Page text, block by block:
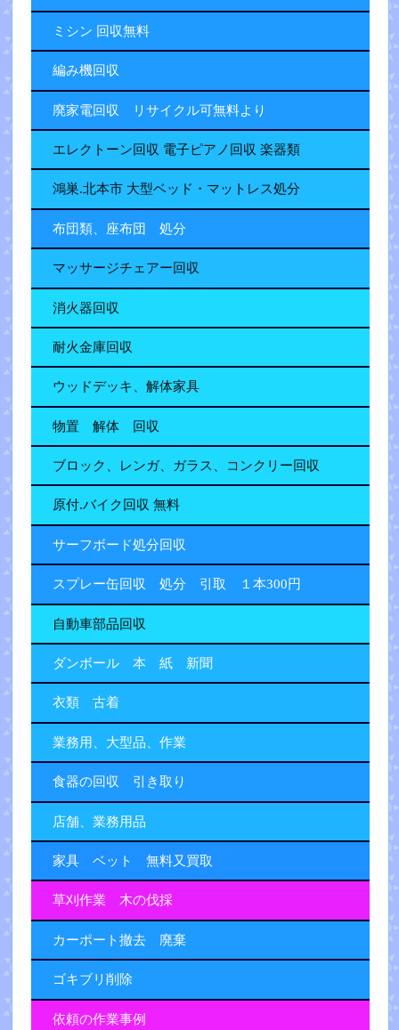
ミシン 回収無料
編み機回収
廃家電回収 リサイクル可無料より
エレクトーン回収 電子ピアノ回収 楽器類
鴻巣.北本市 大型ベッド・マットレス処分
布団類、座布団 処分
マッサージチェアー回収
消火器回収
耐火金庫回収
ウッドデッキ、解体家具
物置 解体 回収
ブロック、レンガ、ガラス、コンクリー回収
原付.バイク回収 無料
サーフボード処分回収
スプレー缶回収 処分 引取 １本300円
自動車部品回収
ダンボール 本 紙 新聞
衣類 古着
業務用、大型品、作業
食器の回収 引き取り
店舗、業務用品
家具 ベット 無料又買取
草刈作業 木の伐採
カーポート撤去 廃棄
ゴキブリ削除
依頼の作業事例